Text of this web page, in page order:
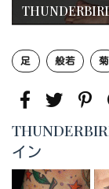
足 般若 菊
イン